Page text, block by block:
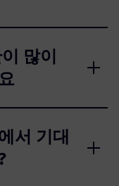
많이
서 기대